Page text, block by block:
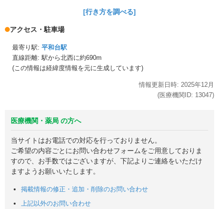
[行き方を調べる]
アクセス・駐車場
最寄り駅: 平和台駅
直線距離: 駅から北西に約690m
(この情報は経緯度情報を元に生成しています)
情報更新日時: 2025年12月
(医療機関ID: 13047)
医療機関・薬局 の方へ
当サイトはお電話での対応を行っておりません。
ご希望の内容ごとにお問い合わせフォームをご用意しておりま
すので、お手数ではございますが、下記よりご連絡をいただけ
ますようお願いいたします。
掲載情報の修正・追加・削除のお問い合わせ
上記以外のお問い合わせ